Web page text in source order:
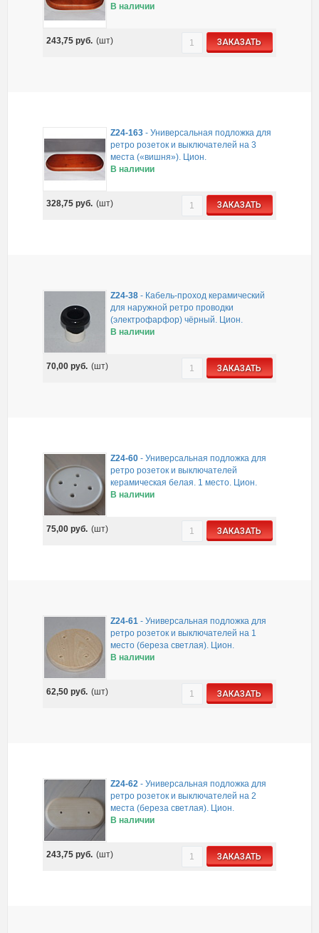
В наличии
243,75руб. (шт) ЗАКАЗАТЬ
Z24-163 -Универсальная подложка для
ретро розеток и выключателей на 3
места («вишня»). Цион.
В наличии
328,75руб. (шт) ЗАКАЗАТЬ
Z24-38 - Кабель-проход керамический
для наружной ретро проводки
(электрофарфор) чёрный. Цион.
В наличии
70,00руб. (шт) ЗАКАЗАТЬ
Z24-60 -Универсальная подложка для
ретро розеток и выключателей
керамическая белая. 1 место. Цион.
В наличии
75,00руб. (шт) ЗАКАЗАТЬ
Z24-61 -Универсальная подложка для
ретро розеток и выключателей на 1
место (береза светлая). Цион.
В наличии
62,50руб. (шт) ЗАКАЗАТЬ
Z24-62 -Универсальная подложка для
ретро розеток и выключателей на 2
места (береза светлая). Цион.
В наличии
243,75руб. (шт) ЗАКАЗАТЬ